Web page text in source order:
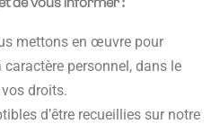
mettons en œuvre pour
personnel, dans le
droits.
d’être recueillies sur notre